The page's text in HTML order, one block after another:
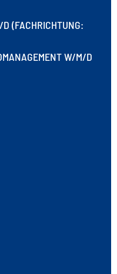
(FACHRICHTUNG:
W/M/D